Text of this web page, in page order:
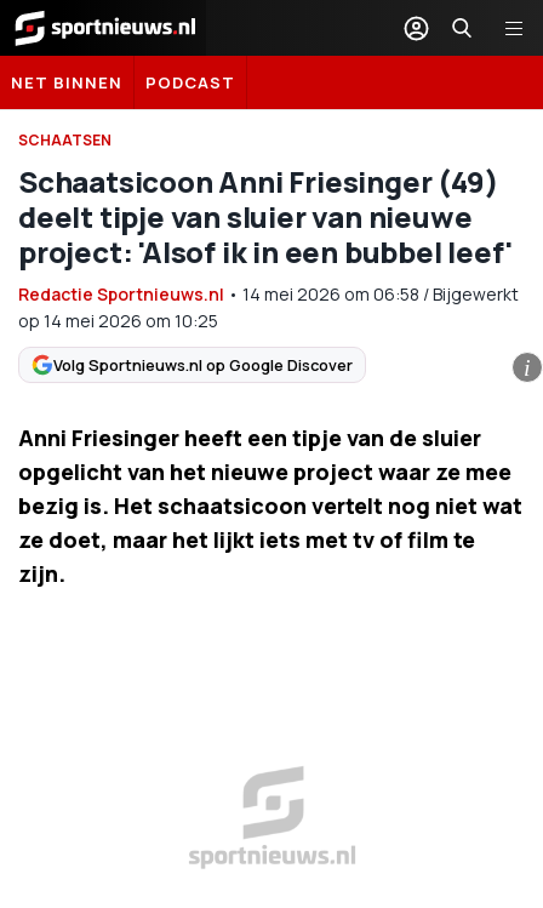
Sportnieuws.nl
NET BINNEN PODCAST
SCHAATSEN
Schaatsicoon Anni Friesinger (49)
deelt tipje van sluier van nieuwe
project: 'Alsof ik in een bubbel leef'
Redactie Sportnieuws.nl • 14 mei 2026 om 06:58 /Bijgewerkt
op 14 mei 2026 om 10:25
Volg Sportnieuws.nl op Google Discover i
Anni Friesinger heeft een tipje van de sluier
opgelicht van het nieuwe project waar ze mee
bezig is. Het schaatsicoon vertelt nog niet wat
ze doet, maar het lijkt iets met tv of film te
zijn.